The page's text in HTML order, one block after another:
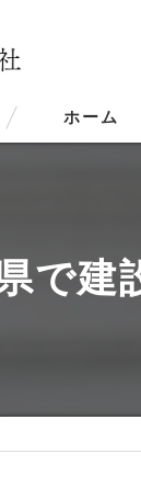
ホーム
で建